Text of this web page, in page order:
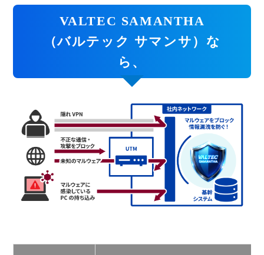
VALTEC SAMANTHA
（バルテック サマンサ）な
ら、